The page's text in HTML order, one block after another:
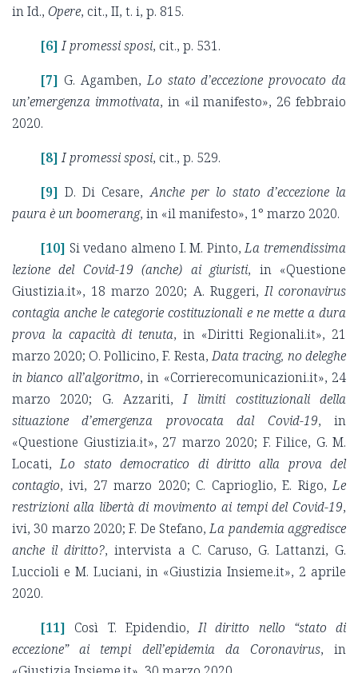
in Id., Opere, cit., II, t. i, p. 815.
[6] I promessi sposi, cit., p. 531.
[7] G. Agamben,Lo stato d’eccezione provocato da
un’emergenza immotivata, in «il manifesto», 26 febbraio
2020.
[8] I promessi sposi, cit., p. 529.
[9] D. Di Cesare,Anche per lo stato d’eccezione la
paura è un boomerang, in «il manifesto», 1° marzo 2020.
[10] Si vedano almeno I. M. Pinto,La tremendissima
lezione del Covid-19 (anche) ai giuristi, in «Questione
Giustizia.it», 18 marzo 2020; A. Ruggeri,Il coronavirus
contagia anche le categorie costituzionali e ne mette a dura
prova la capacità di tenuta, in «Diritti Regionali.it», 21
marzo 2020; O. Pollicino, F. Resta,Data tracing, no deleghe
in bianco all’algoritmo, in «Corrierecomunicazioni.it», 24
marzo 2020; G. Azzariti,I limiti costituzionali della
situazione d’emergenza provocata dal Covid-19, in
«Questione Giustizia.it», 27 marzo 2020; F. Filice, G. M.
Locati,Lo stato democratico di diritto alla prova del
contagio, ivi, 27 marzo 2020; C. Caprioglio, E. Rigo,Le
restrizioni alla libertà di movimento ai tempi del Covid-19,
ivi, 30 marzo 2020; F. De Stefano,La pandemia aggredisce
anche il diritto?, intervista a C. Caruso, G. Lattanzi, G.
Luccioli e M. Luciani, in «Giustizia Insieme.it», 2 aprile
2020.
[11] Così T. Epidendio,Il diritto nello “stato di
eccezione” ai tempi dell’epidemia da Coronavirus, in